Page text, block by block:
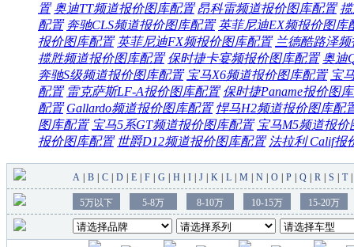
置 奥迪TT频道报价图库配置 昂科雷频道报价图库配置
配置 奔驰CLS频道报价图库配置 英菲尼迪EX频报价图库
报价图库配置 英菲尼迪FX频报价图库配置 兰德酷路泽频
揽胜频道报价图库配置 保时捷卡宴频报价图库配置 奥迪
奔驰S级频道报价图库配置 宝马X6频道报价图库配置 宝
配置 雷克萨斯LF-A报价图库配置 保时捷Paname报价图库
配置 Gallardo频道报价图库配置 悍马H2频道报价图库配
图库配置 宝马5系GT频道报价图库配置 宝马M5频道报价
报价图库配置 世爵D12频道报价图库配置 法拉利 Calif报